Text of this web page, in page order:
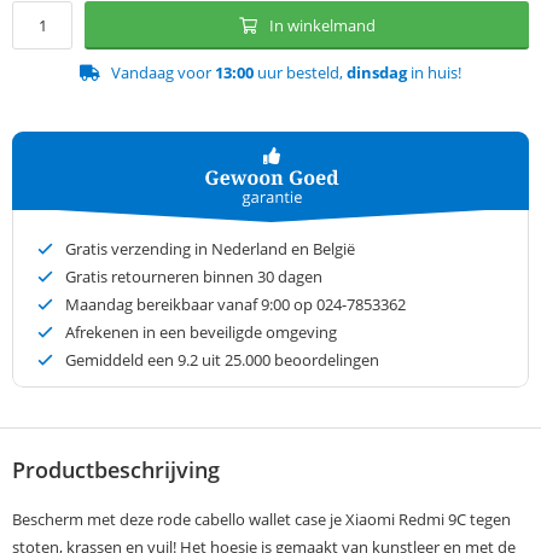
In winkelmand
Vandaag voor 13:00 uur besteld,dinsdagin huis!
Gratis verzending in Nederland en België
Gratis retourneren binnen 30 dagen
Maandag bereikbaar vanaf 9:00 op 024-7853362
Afrekenen in een beveiligde omgeving
Gemiddeld een 9.2 uit 25.000 beoordelingen
Productbeschrijving
Bescherm met deze rode cabello wallet case je Xiaomi Redmi 9C tegen
stoten, krassen en vuil! Het hoesje is gemaakt van kunstleer en met de